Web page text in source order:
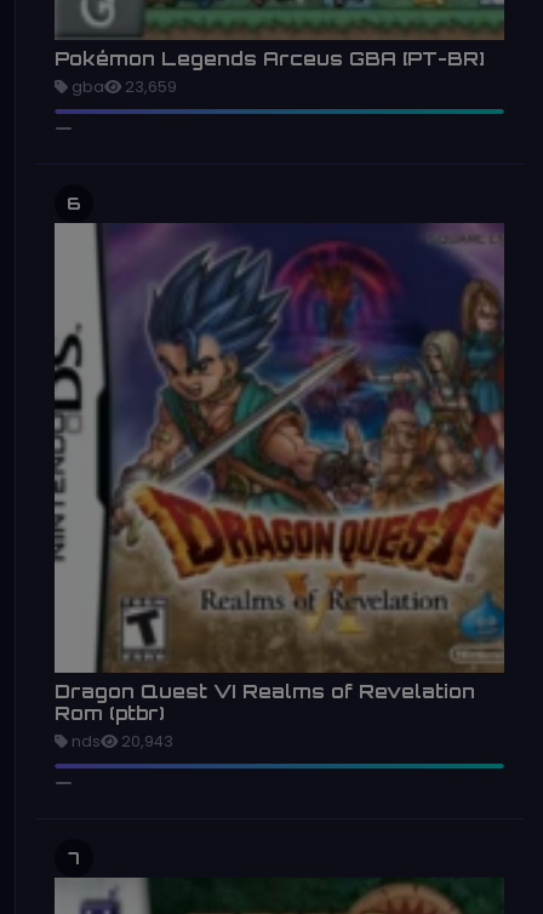
Pokémon Legends Arceus GBA [PT-BR]
gba 23,659
6
Dragon Quest VI Realms of Revelation
Rom (ptbr)
nds 20,943
7